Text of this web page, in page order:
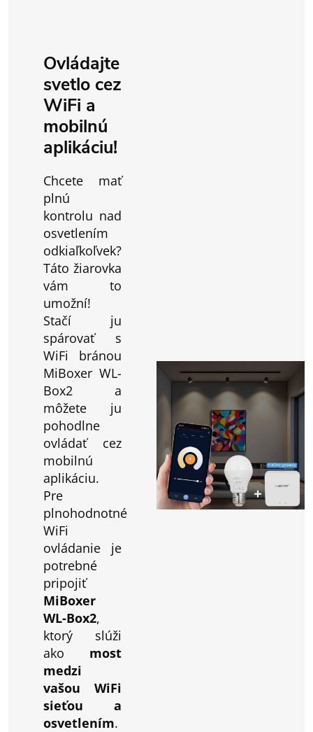
Ovládajte
svetlo cez
WiFi a
mobilnú
aplikáciu!
Chcete mať
plnú
kontrolu nad
osvetlením
odkiaľkoľvek?
Táto žiarovka
vám to
umožní!
Stačí ju
spárovať s
WiFi bránou
MiBoxer WL-
Box2 a
môžete ju
pohodlne
ovládať cez
mobilnú
aplikáciu.
Pre
plnohodnotné
WiFi
ovládanie je
potrebné
pripojiť
MiBoxer
WL-Box2,
ktorý slúži
ako most
medzi
vašou WiFi
sieťou a
osvetlením.